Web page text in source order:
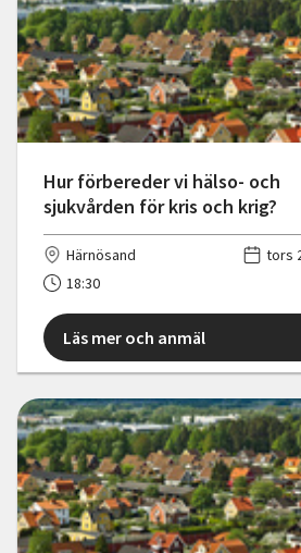
Hur förbereder vi hälso- och
sjukvården för kris och krig?
Härnösand
tors
18:30
Läs mer och anmäl